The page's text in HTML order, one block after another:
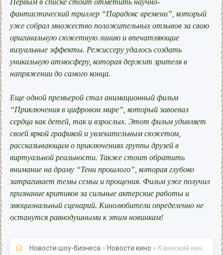
Первым в списке стоит отметить научно-
фантастический триллер “Парадокс времени”, который
уже собрал множество положительных отзывов за свою
оригинальную сюжетную линию и впечатляющие
визуальные эффекты. Режиссеру удалось создать
уникальную атмосферу, которая держит зрителя в
напряжении до самого конца.
Еще одной премьерой стал анимационный фильм
“Приключения в цифровом мире”, который завоевал
сердца как детей, так и взрослых. Этот фильм удивляет
своей яркой графикой и увлекательным сюжетом,
рассказывающим о приключениях группы друзей в
виртуальной реальности. Также стоит обратить
внимание на драму “Тени прошлого”, которая глубоко
затрагивает темы семьи и прощения. Фильм уже получил
признание критиков за сильные актерские работы и
эмоциональный сценарий. Кинолюбители определенно не
останутся равнодушными к этим новинкам!
Новости шоу-бизнеса » Новости кино » Каннский кинорынок 2026 привлек рекордное количество участников - «Новости кино»